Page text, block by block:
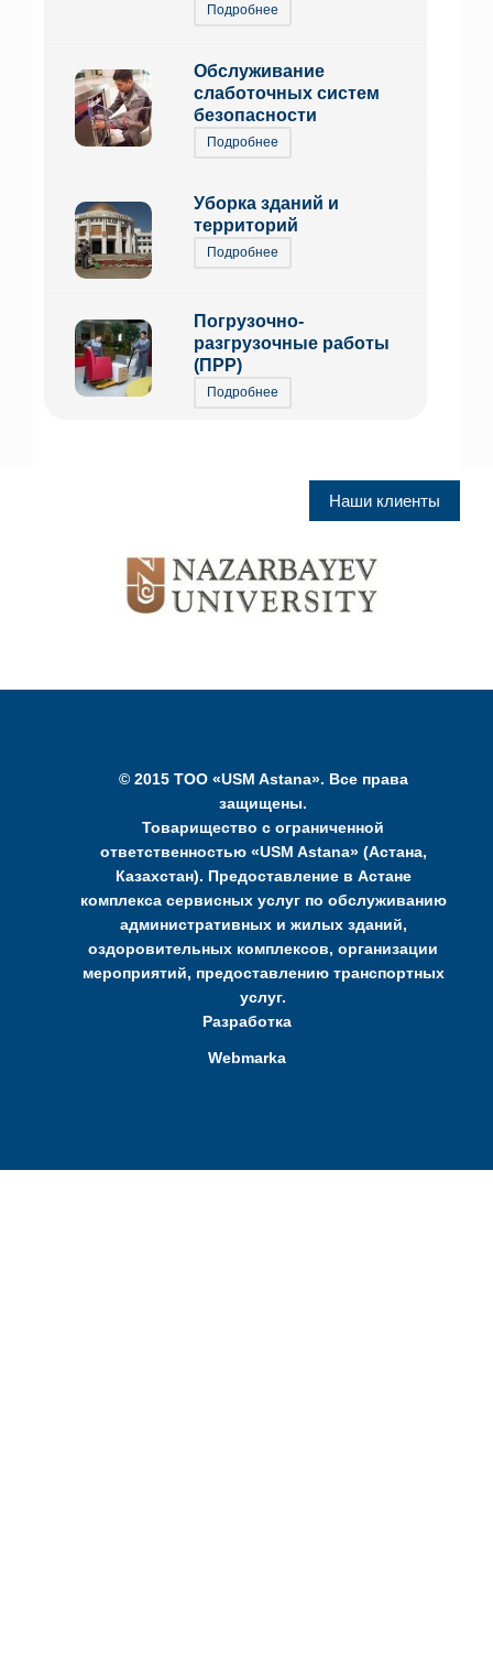
Подробнее
Обслуживание
слаботочных систем
безопасности
Подробнее
Уборка зданий и
территорий
Подробнее
Погрузочно-
разгрузочные работы
(ПРР)
Подробнее
Наши клиенты
© 2015 ТОО «USM Astana». Все права
защищены.
Товарищество с ограниченной
ответственностью «USM Astana» (Астана,
Казахстан). Предоставление в Астане
комплекса сервисных услуг по обслуживанию
административных и жилых зданий,
оздоровительных комплексов, организации
мероприятий, предоставлению транспортных
услуг.
Разработка
Webmarka